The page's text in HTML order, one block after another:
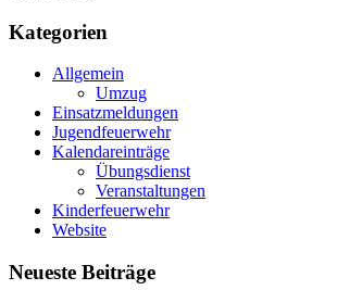
Kategorien
Allgemein
Umzug
Einsatzmeldungen
Jugendfeuerwehr
Kalendareinträge
Übungsdienst
Veranstaltungen
Kinderfeuerwehr
Website
Neueste Beiträge